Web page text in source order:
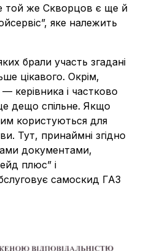
той же Скворцов є ще й
яке належить
брали участь згадані
цікавого. Окрім,
керівника і частково
дещо спільне. Якщо
користуються для
Тут, принаймні згідно
документами,
плюс” і
самоскид ГАЗ